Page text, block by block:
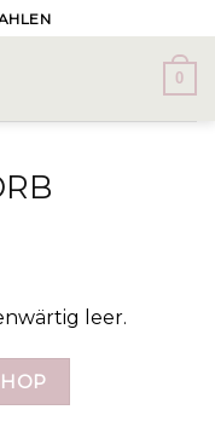
0
leer.